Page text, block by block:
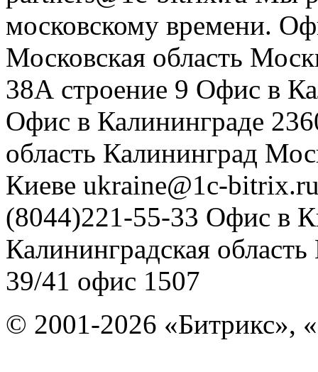
московскому времени.
Московская область
38А строение 9 Офис в
Офис в Калининграде
область Калининград
Киеве ukraine@1c-
(8044)221-55-33 Офис в
Калининградская область
39/41 офис 1507
© 2001-2026 «Битрикс»,